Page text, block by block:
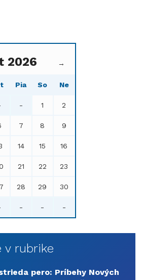
2026 →
Pia So Ne
- 1 2
7 8 9
14 15 16
21 22 23
28 29 30
- - -
v rubrike
pero: Príbehy Nových